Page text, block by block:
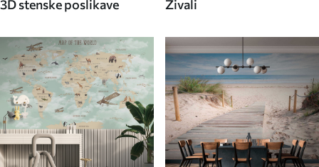
3D stenske poslikave Živali